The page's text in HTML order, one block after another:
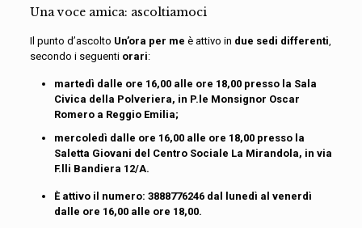
Una voce amica: ascoltiamoci
Il punto d’ascolto Un’ora per me è attivo in due sedi differenti,
secondo i seguenti orari:
martedì dalle ore 16,00 alle ore 18,00 presso la Sala
Civica della Polveriera, in P.le Monsignor Oscar
Romero a Reggio Emilia;
mercoledì dalle ore 16,00 alle ore 18,00 presso la
Saletta Giovani del Centro Sociale La Mirandola, in via
F.lli Bandiera 12/A.
È attivo il numero: 3888776246 dal lunedì al venerdì
dalle ore 16,00 alle ore 18,00.